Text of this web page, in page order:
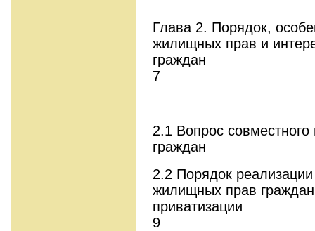
Глава 2. Порядок,
жилищных прав и
7
2.1 Вопрос
2.2 Порядок
жилищных прав
9